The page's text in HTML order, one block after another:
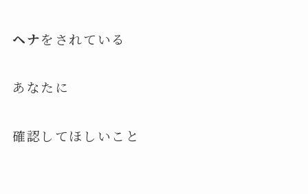
ヘナをされている
あなたに
確認してほしいこと